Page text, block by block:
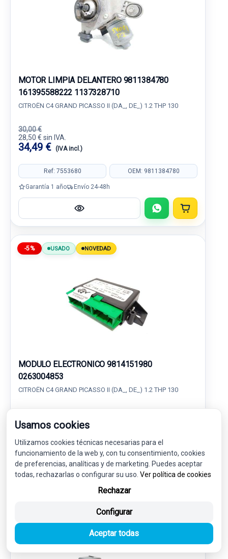
MOTOR LIMPIA DELANTERO 9811384780
161395588222 1137328710
CITROËN C4 GRAND PICASSO II (DA_, DE_) 1.2 THP 130
30,00 €
28,50 € sin IVA.
34,49 € (IVA incl.)
Ref: 7553680 OEM: 9811384780
Garantía 1 año Envío 24-48h
-5% USADO NOVEDAD
MODULO ELECTRONICO 9814151980
0263004853
CITROËN C4 GRAND PICASSO II (DA_, DE_) 1.2 THP 130
15,20 € sin IVA.
18,39 €
Ref: 7553851 OEM: 9814151980
Garantía 1 año Envío 24-48h
NOVEDAD
Usamos cookies
Utilizamos cookies técnicas necesarias para el
funcionamiento de la web y, con tu consentimiento, cookies
de preferencias, analíticas y de marketing. Puedes aceptar
todas, rechazarlas o configurar su uso. Ver política de cookies
Rechazar
Configurar
Aceptar todas